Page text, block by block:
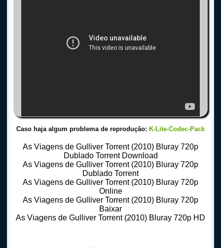
Caso haja algum problema de reprodução: K-Lite-Codec-Pack
As Viagens de Gulliver Torrent (2010) Bluray 720p
Dublado Torrent Download
As Viagens de Gulliver Torrent (2010) Bluray 720p
Dublado Torrent
As Viagens de Gulliver Torrent (2010) Bluray 720p
Online
As Viagens de Gulliver Torrent (2010) Bluray 720p
Baixar
As Viagens de Gulliver Torrent (2010) Bluray 720p HD